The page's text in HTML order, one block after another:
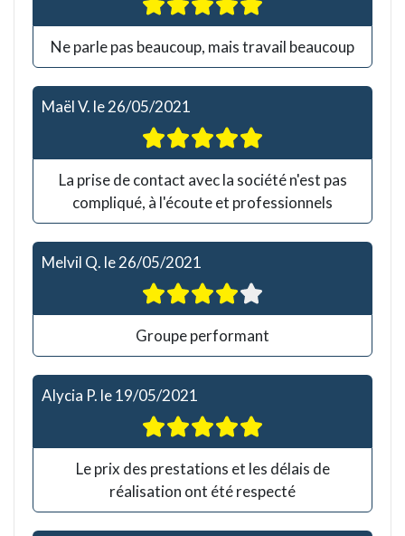
Ne parle pas beaucoup, mais travail beaucoup
Maël V. le26/05/2021
La prise de contact avec la société n'est pas
compliqué, à l'écoute et professionnels
Melvil Q. le26/05/2021
Groupe performant
Alycia P. le19/05/2021
Le prix des prestations et les délais de
réalisation ont été respecté